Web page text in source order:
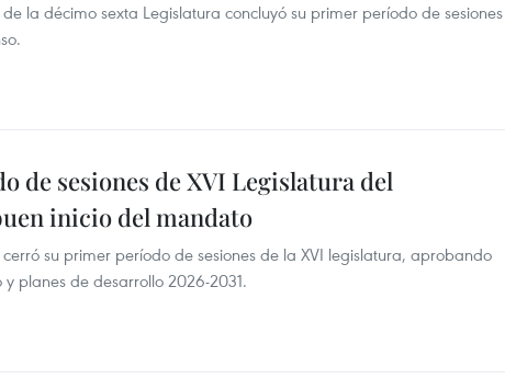
la décimo sexta Legislatura concluyó su primer período de sesiones
de sesiones de XVI Legislatura del
inicio del mandato
su primer período de sesiones de la XVI legislatura, aprobando
planes de desarrollo 2026-2031.